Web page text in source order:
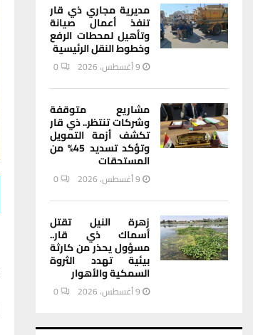
مديرية مجاري ذي قار
تنفذ أعمال صيانة
وتأهيل لمحطات الرفع
وخطوط النقل الرئيسية
9 أغسطس، 2026 0
مشاريع متوقفة
وشركات تنتظر.. ذي قار
تكشف أزمة التمويل
وتؤكد تسديد 45% من
المستحقات
9 أغسطس، 2026 0
زهرة النيل تقتل
أسماك ذي قار..
مسؤول يحذر من كارثة
بيئية تهدد الثروة
السمكية والأهوار
9 أغسطس، 2026 0